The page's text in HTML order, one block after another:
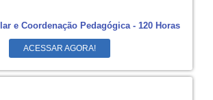
e Coordenação Pedagógica - 120 Horas
ACESSAR AGORA!